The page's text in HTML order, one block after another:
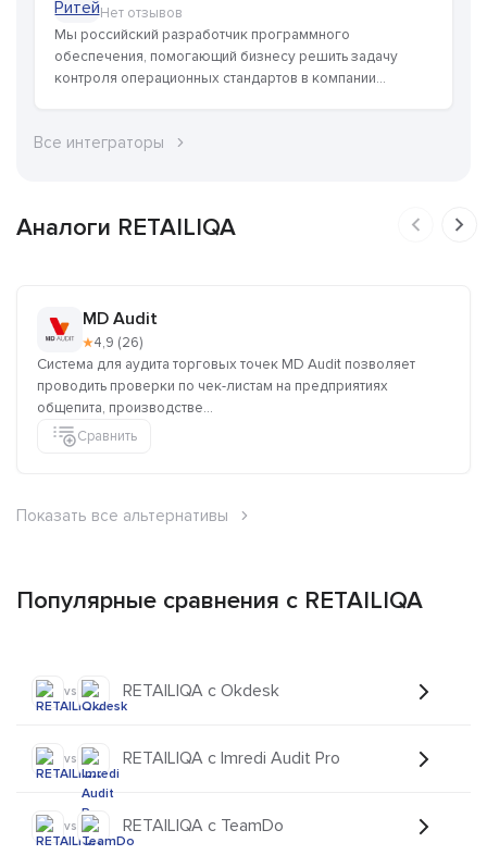
Нет отзывов
Мы российский разработчик программного
обеспечения, помогающий бизнесу решить задачу
контроля операционных стандартов в компании...
Все интеграторы
Аналоги RETAILIQA
MD Audit
★4,9 (26)
Система для аудита торговых точек MD Audit позволяет
проводить проверки по чек-листам на предприятиях
общепита, производстве...
Сравнить
Показать все альтернативы
Популярные сравнения с RETAILIQA
vs RETAILIQA с Okdesk
vs RETAILIQA с Imredi Audit Pro
vs RETAILIQA с TeamDo